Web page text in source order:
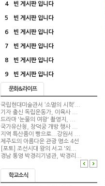
4 빈 게시판 입니다
5 빈 게시판 입니다
6 빈 게시판 입니다
7 빈 게시판 입니다
8 빈 게시판 입니다
9 빈 게시판 입니다
문화&라이프
국립현대미술관서 ‘소멸의 시학’...
기자 출신 독립운동가, 이육사 ...
드라마 '눈물의 여왕' 촬영지, ...
국가유산청, 창덕궁 개방 행사 ...
지역 특산품이 빵으로...강원서 ...
제주도의 아름다운 관광 명소 4선
[포토] 조선시대 왕의 서고 '외...
경남 통영 박경리기념관, 박경리...
학교소식